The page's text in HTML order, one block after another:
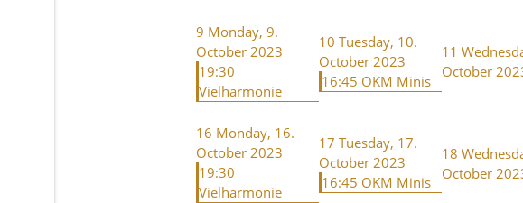
9 Monday, 9.
October 2023
19:30
Vielharmonie
10 Tuesday, 10.
October 2023
16:45 OKM Minis
11
October
16 Monday, 16.
October 2023
19:30
Vielharmonie
17 Tuesday, 17.
October 2023
16:45 OKM Minis
18
October